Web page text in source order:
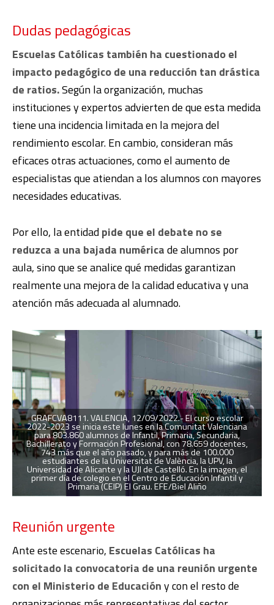
Dudas pedagógicas
Escuelas Católicas también ha cuestionado el
impacto pedagógico de una reducción tan drástica
de ratios.Según la organización, muchas
instituciones y expertos advierten de que esta medida
tiene una incidencia limitada en la mejora del
rendimiento escolar. En cambio, consideran más
eficaces otras actuaciones, como el aumento de
especialistas que atiendan a los alumnos con mayores
necesidades educativas.
Por ello, la entidadpide que el debate no se
reduzca a una bajada numéricade alumnos por
aula, sino que se analice qué medidas garantizan
realmente una mejora de la calidad educativa y una
atención más adecuada al alumnado.
GRAFCVA8111. VALENCIA, 12/09/2022.- El curso escolar
2022-2023 se inicia este lunes en la Comunitat Valenciana
para 803.860 alumnos de Infantil, Primaria, Secundaria,
Bachillerato y Formación Profesional, con 78.659 docentes,
743 más que el año pasado, y para más de 100.000
estudiantes de la Universitat de València, la UPV, la
Universidad de Alicante y la UJI de Castelló. En la imagen, el
primer día de colegio en el Centro de Educación Infantil y
Primaria (CEIP) El Grau. EFE/Biel Aliño
Reunión urgente
Ante este escenario, Escuelas Católicas ha
solicitado la convocatoria de una reunión urgente
con el Ministerio de Educacióny con el resto de